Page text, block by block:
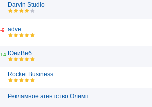
Darvin Studio
-9 adve
14 ЮниВеб
Rocket Business
Рекламное агентство Олимп